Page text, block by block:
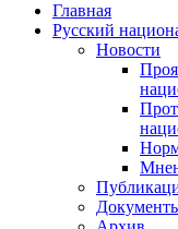
Главная
Русский
Новости